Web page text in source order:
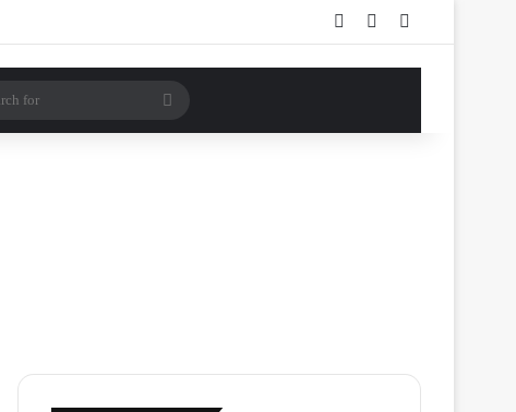
Log In Random Article
for